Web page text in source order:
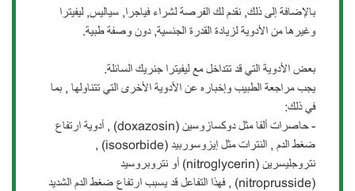
بالإضافة إلى ذلك, نقدم لك الفرصة لشراء فياجرا, سياليس, ليفيترا
وغيرها من الأدوية لزيادة القدرة الجنسية, دون وصفة طبية.
بعض الأدوية التي قد تتداخل مع ليفيترا جنريك السائلة.
يجب مراجعة الطبيب وإخباره عن الأدوية الأخرى التي تتناولها , بما
في ذلك:
- حاصرات ألفا مثل دوكسازوسين (doxazosin) , أدوية ارتفاع
ضغط الدم , النترات مثل إيزوسوربيد (isosorbide) ,
نتروجليسرين (nitroglycerin) أو نتروبروسيد
(nitroprusside) , فهذا التفاعل قد يسبب ارتفاع ضغط الدم الشديد